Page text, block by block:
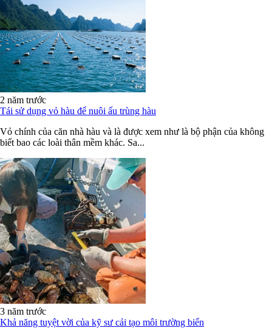
2 năm trước
Tái sử dụng vỏ hàu để nuôi ấu trùng hàu
Vỏ chính của căn nhà hàu và là được xem như là bộ phận của không
biết bao các loài thân mềm khác. Sa...
3 năm trước
Khả năng tuyệt vời của kỹ sư cải tạo môi trường biển